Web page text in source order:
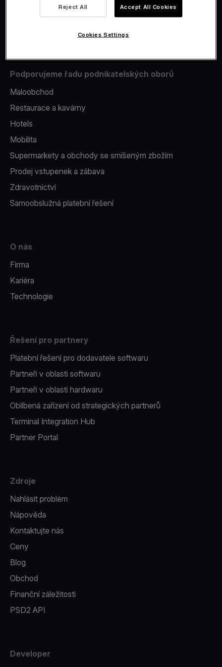
Platební terminál v telefonu
Podporujeme řadu podnikatelských oborů
Maloobchod
Restaurace a kavárny
Hotels
Mobilita
Supermarkety a obchody se smíšeným zbožím
Prodej vstupenek a zábava
Zdravotnictví
Samoobslužná platební řešení
O nás
Firma
Kariéra
Technologie
Řešení pro partnery
Platební řešení pro dodavatele softwaru
Partneři v oblasti softwaru
Partneři v oblasti hardwaru
Oblíbená zařízení od strategických partnerů
Terminal Integration Hub
Partner Portal
Zdroje
Nahlásit problém
Nápověda
Kontaktujte nás
Ceny
Blog
Obchod
Finanční záležitosti
PSD2 API
Developer
Reject All Accept All Cookies
Cookies Settings